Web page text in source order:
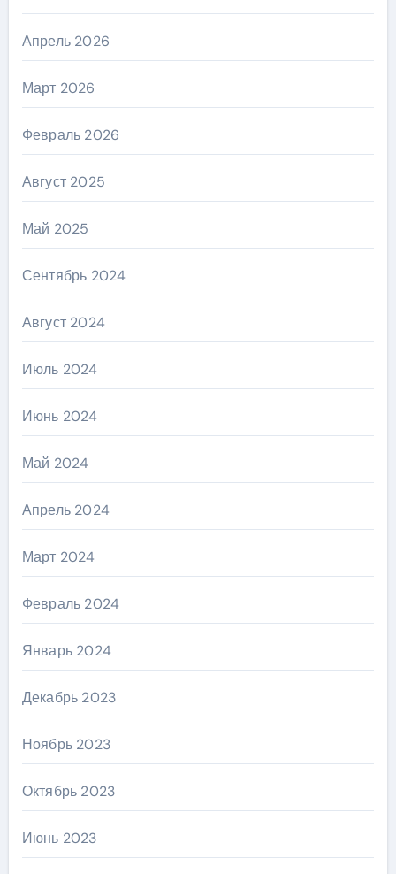
Апрель 2026
Март 2026
Февраль 2026
Август 2025
Май 2025
Сентябрь 2024
Август 2024
Июль 2024
Июнь 2024
Май 2024
Апрель 2024
Март 2024
Февраль 2024
Январь 2024
Декабрь 2023
Ноябрь 2023
Октябрь 2023
Июнь 2023